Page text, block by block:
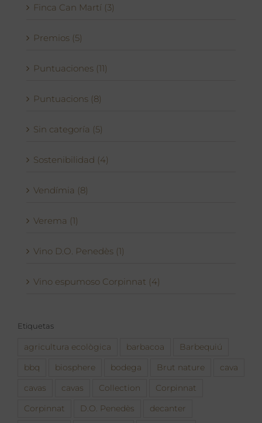
Finca Can Martí (3)
Premios (5)
Puntuaciones (11)
Puntuacions (8)
Sin categoría (5)
Sostenibilidad (4)
Vendímia (8)
Verema (1)
Vino D.O. Penedès (1)
Vino espumoso Corpinnat (4)
Etiquetas
agricultura ecològica barbacoa Barbequiú
bbq biosphere bodega Brut nature cava
cavas cavas Collection Corpinnat
Corpinnat D.O. Penedès decanter